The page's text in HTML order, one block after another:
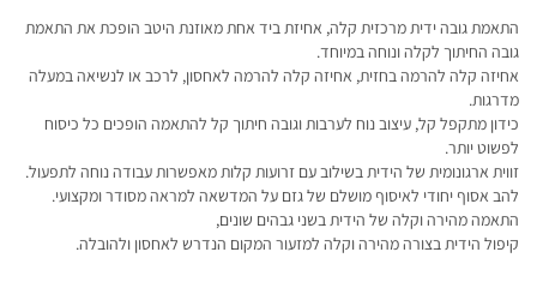
התאמת גובה ידית מרכזית קלה, אחיזת ביד אחת מאוזנת היטב הופכת את התאמת
גובה החיתוך לקלה ונוחה במיוחד.
אחיזה קלה להרמה בחזית, אחיזה קלה להרמה לאחסון, לרכב או לנשיאה במעלה
מדרגות.
כידון מתקפל קל, עיצוב נוח לערבות וגובה חיתוך קל להתאמה הופכים כל כיסוח
לפשוט יותר.
זווית ארגונומית של הידית בשילוב עם זרועות קלות מאפשרות עבודה נוחה לתפעול.
להב אסוף יחודי לאיסוף מושלם של גזם על המדשאה למראה מסודר ומקצועי.
התאמה מהירה וקלה של הידית בשני גבהים שונים,
קיפול הידית בצורה מהירה וקלה למזעור המקום הנדרש לאחסון ולהובלה.